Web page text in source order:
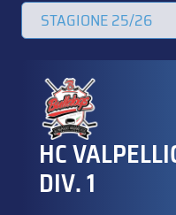
HC
DIV. 1